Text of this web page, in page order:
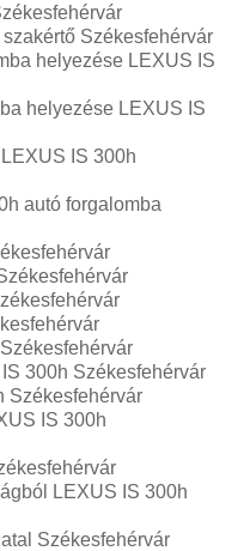
Székesfehérvár
helyezése LEXUS IS
helyezése LEXUS IS
IS 300h
autó forgalomba
300h Székesfehérvár
Székesfehérvár
IS 300h
LEXUS IS 300h
Székesfehérvár